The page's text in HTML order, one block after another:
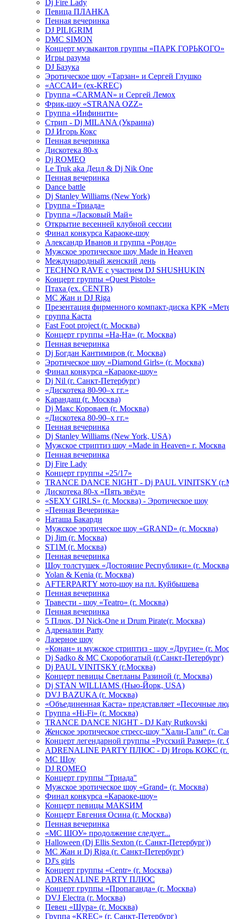
Dj Fire Lady
Певица ПЛАНКА
Пенная вечеринка
DJ PILIGRIM
DMC SIMON
Концерт музыкантов группы «ПАРК ГОРЬКОГО»
Игры разума
DJ Базука
Эротическое шоу «Тарзан» и Сергей Глушко
«АССАИ» (ex-KREC)
Группа «CARMAN» и Сергей Лемох
Фрик-шоу «STRANA OZZ»
Группа «Инфинити»
Стрип - Dj MILANA (Украина)
DJ Игорь Кокс
Пенная вечеринка
Дискотека 80-х
Dj ROMEO
Le Truk aka Децл & Dj Nik One
Пенная вечеринка
Dance battle
Dj Stanley Williams (New York)
Группа «Триада»
Группа «Ласковый Май»
Открытие весенней клубной сессии
Финал конкурса Караоке-шоу
Александр Иванов и группа «Рондо»
Мужское эротическое шоу Made in Heaven
Международный женский день
TECHNO RAVE с участием DJ SHUSHUKIN
Концерт группы «Quest Pistols»
Птаха (ex. CENTR)
МС Жан и DJ Riga
Презентация фирменного компакт-диска КРК
группа Каста
Fast Foot project (г. Москва)
Концерт группы «На-На» (г. Москва)
Пенная вечеринка
Dj Богдан Кантимиров (г. Москва)
Эротическое шоу «Diamond Girls» (г. Москва)
Финал конкурса «Караоке-шоу»
Dj Nil (г. Санкт-Петербург)
«Дискотека 80-90–х гг.»
Карандаш (г. Москва)
Dj Макс Короваев (г. Москва)
«Дискотека 80-90–х гг.»
Пенная вечеринка
Dj Stanley Williams (New York, USA)
Мужское стриптиз шоу «Made in Heaven» г. Москва
Пенная вечеринка
Dj Fire Lady
Концерт группы «25/17»
TRANCE DANCE NIGHT - Dj PAUL VINITSKY
Дискотека 80-х «Пять звёзд»
«SEXY GIRLS» (г. Москва) - Эротическое шоу
«Пенная Вечеринка»
Hаташа Бакарди
Мужское эротическое шоу «GRAND» (г. Москва)
Dj Jim (г. Москва)
ST1M (г. Москва)
Пенная вечеринка
Шоу толстушек «Достояние Республики» (г.
Yolan & Kenia (г. Москва)
AFTERPARTY мото-шоу на пл. Куйбышева
Пенная вечеринка
Травести - шоу «Teatro» (г. Москва)
Пенная вечеринка
5 Плюх, DJ Nick-One и Drum Pirate(г. Москва)
Адреналин Party
Лазерное шоу
«Конан» и мужское стриптиз - шоу «Другие» (г.
Dj Sadko & МС Скоробогатый (г.Санкт-Петербург)
Dj PAUL VINITSKY (г.Москва)
Концерт певицы Светланы Разиной (г. Москва)
Dj STAN WILLIAMS (Нью-Йорк, USA)
DVJ BAZUKA (г. Москва)
«Объединенная Каста» представляет «Песочные
Группа «Hi-Fi» (г. Москва)
TRANCE DANCE NIGHT - DJ Katy Rutkovski
Женское эротическое стресс-шоу "Хали-Гали" (г.
Концерт легендарной группы «Русский Размер» (г.
ADRENALINE PARTY ПЛЮС - Dj Игорь КОКС (г.
MC Шоу
DJ ROMEO
Концерт группы "Триада"
Мужское эротическое шоу «Grand» (г. Москва)
Финал конкурса «Караоке-шоу»
Концерт певицы МАКSИМ
Концерт Евгения Осина (г. Москва)
Пенная вечеринка
«МС ШОУ» продолжение следует...
Halloween (Dj Ellis Sexton (г. Санкт-Петербург))
МС Жан и Dj Riga (г. Санкт-Петербург)
DJ's girls
Концерт группы «Centr» (г. Москва)
ADRENALINE PARTY ПЛЮС
Концерт группы «Пропаганда» (г. Москва)
DVJ Electra (г. Москва)
Певец «Шура» (г. Москва)
Группа «KREC» (г. Санкт-Петербург)